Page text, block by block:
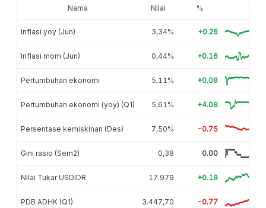
Nama Nilai %
Inflasi yoy (Jun) 3,34% +0.26
Inflasi mom (Jun) 0,44% +0.16
Pertumbuhan ekonomi 5,11% +0.08
Pertumbuhan ekonomi (yoy) (Q1) 5,61% +4.08
Persentase kemiskinan (Des) 7,50% -0.75
Gini rasio (Sem2) 0,38 0.00
Nilai Tukar USDIDR 17.979 +0.19
PDB ADHK (Q1) 3.447,70 -0.77